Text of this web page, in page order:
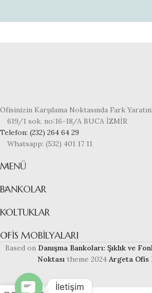
Ofisinizin Karşılama Noktasında Fark Yaratın!
619/1 sok. no:16-18/A BUCA İZMİR
Telefon: (232) 264 64 29
Whatsapp: (532) 401 17 11
MENÜ
BANKOLAR
KOLTUKLAR
OFIS MOBILYALARI
Based on Danışma Bankoları: Şıklık ve
Noktası theme 2024 Argeta Ofis
İletişim